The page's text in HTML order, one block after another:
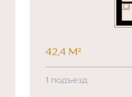
42,4 М²
1 подъезд